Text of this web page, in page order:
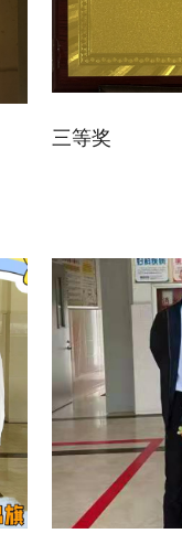
三等奖